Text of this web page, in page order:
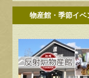
物産館・季節イベ